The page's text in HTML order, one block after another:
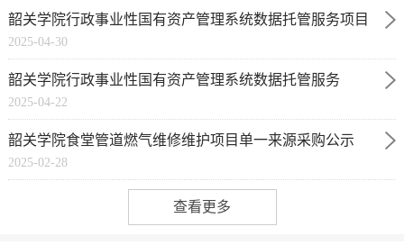
韶关学院行政事业性国有资产管理系统数据托管服务项目
结果公告
2025-04-30
韶关学院行政事业性国有资产管理系统数据托管服务
2025-04-22
韶关学院食堂管道燃气维修维护项目单一来源采购公示
2025-02-28
查看更多